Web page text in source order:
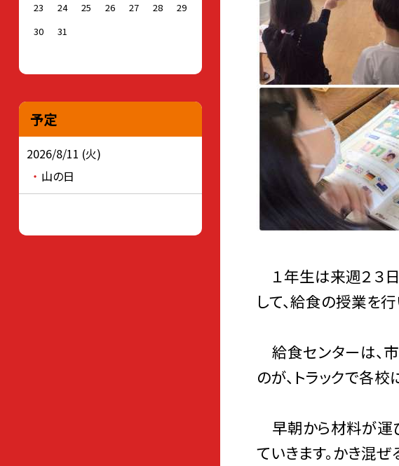
１年生は来週２３
して、給食の授業を行
給食センターは、
のが、トラックで各
早朝から材料が運
ていきます。かき混
23
24 25 26 27 28
29
30
31
予定
2026/8/11 (火)
山の日